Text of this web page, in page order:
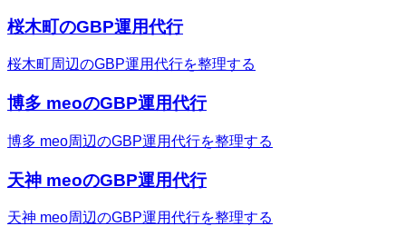
桜木町のGBP運用代行
桜木町周辺のGBP運用代行を整理する
博多 meoのGBP運用代行
博多 meo周辺のGBP運用代行を整理する
天神 meoのGBP運用代行
天神 meo周辺のGBP運用代行を整理する